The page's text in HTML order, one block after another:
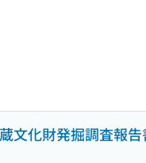
文化財発掘調査報